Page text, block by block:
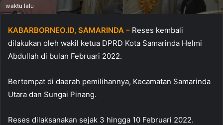
waktu lalu
KABARBORNEO.ID, SAMARINDA – Reses kembali
dilakukan oleh wakil ketua DPRD Kota Samarinda Helmi
Abdullah di bulan Februari 2022.
Bertempat di daerah pemilihannya, Kecamatan Samarinda
Utara dan Sungai Pinang.
Reses dilaksanakan sejak 3 hingga 10 Februari 2022.